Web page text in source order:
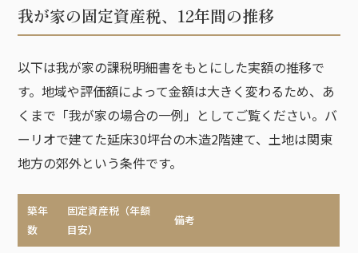
我が家の固定資産税、12年間の推移
以下は我が家の課税明細書をもとにした実額の推移で
す。地域や評価額によって金額は大きく変わるため、あ
くまで「我が家の場合の一例」としてご覧ください。バ
ーリオで建てた延床30坪台の木造2階建て、土地は関東
地方の郊外という条件です。
築年
数
固定資産税（年額
目安）
備考